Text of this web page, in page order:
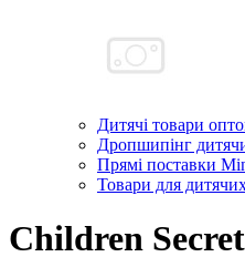
Дитячі товари
Дропшипінг
Прямі поставки
Товари для
Children